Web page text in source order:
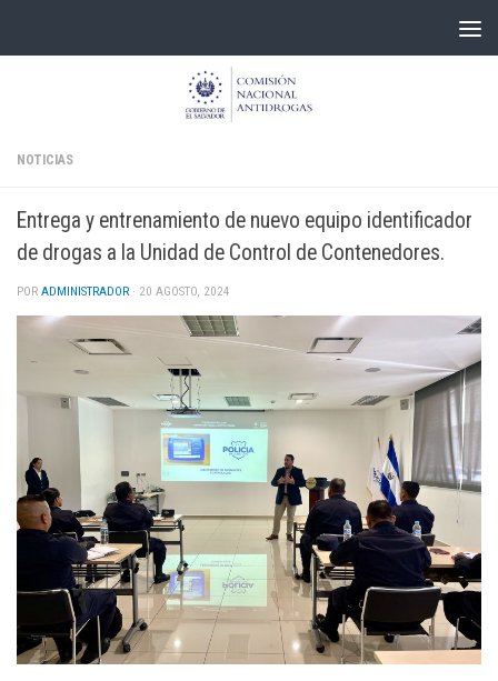
NOTICIAS
Entrega y entrenamiento de nuevo equipo identificador
de drogas a la Unidad de Control de Contenedores.
POR ADMINISTRADOR · 20 AGOSTO, 2024